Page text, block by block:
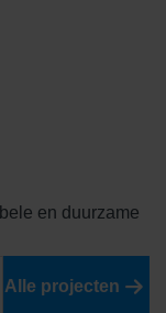
en duurzame
Alle projecten